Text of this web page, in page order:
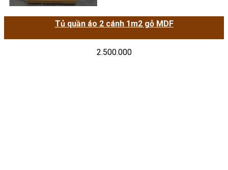
Tủ quần áo 2 cánh 1m2 gỗ MDF
2.500.000